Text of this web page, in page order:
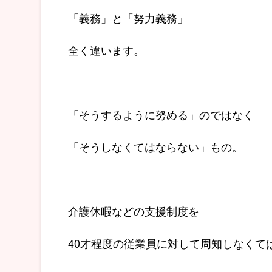
「義務」と「努力義務」
全く違います。
「そうするように努める」のではなく
「そうしなくてはならない」もの。
介護休暇などの支援制度を
40才程度の従業員に対して周知しなくて